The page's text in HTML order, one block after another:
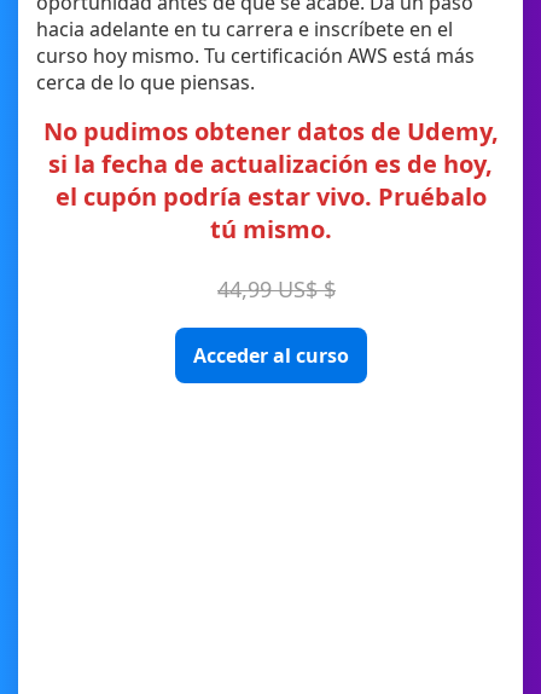
hacia adelante en tu carrera e inscríbete en el
curso hoy mismo. Tu certificación AWS está más
cerca de lo que piensas.
No pudimos obtener datos de Udemy,
si la fecha de actualización es de hoy,
el cupón podría estar vivo. Pruébalo
tú mismo.
44,99 US$ $
Acceder al curso